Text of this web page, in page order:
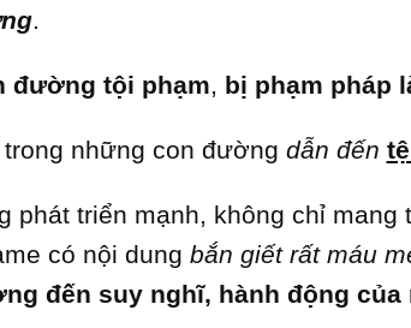
.
đường tội phạm, bị phạm pháp
những con đường dẫn đến
phát triển mạnh, không chỉ
có nội dung bắn giết rất máu
đến suy nghĩ, hành động